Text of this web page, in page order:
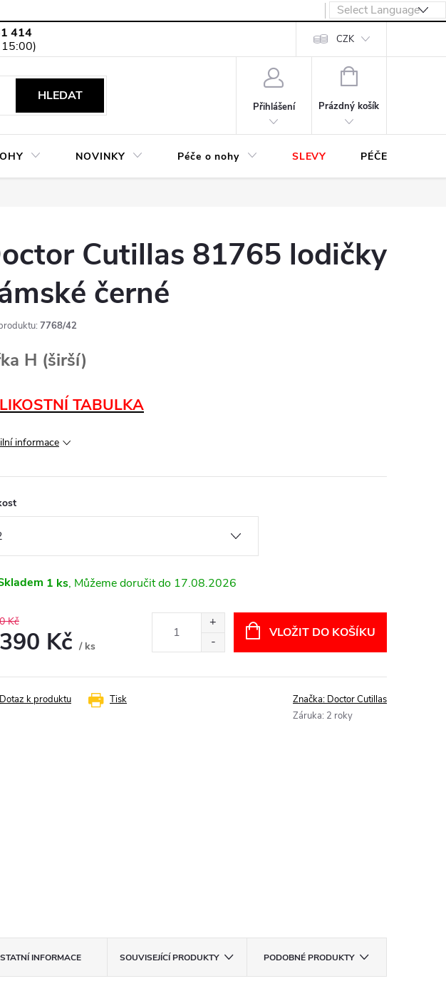
414údajů CZK
HLEDAT
Přihlášení
NÁKUPNÍ
Prázdný košík
NOVINKY Péče o nohy SLEVY PÉČE O OBUV
Cutillas 81765 lodičky
černé
7768/42
H (širší)
TABULKA
informace
1 ks 17.08.2026
Kč
Kč / ks
VLOŽIT DO KOŠÍKU
Tisk
Dotaz k produktu Značka: Doctor Cutillas
Záruka: 2 roky
INFORMACE SOUVISEJÍCÍ PRODUKTY PODOBNÉ PRODUKTY